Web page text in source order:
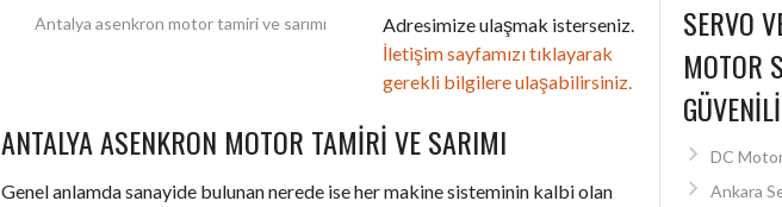
Antalya asenkron motor tamiri ve sarımı
Adresimize ulaşmak isterseniz.
İletişim sayfamızı tıklayarak
gerekli bilgilere ulaşabilirsiniz.
ANTALYA ASENKRON MOTOR TAMIRI VE SARIMI
Genel anlamda sanayide bulunan nerede ise her makine sisteminin kalbi olan
SERVO
MOTOR
DC Motor
Ankara